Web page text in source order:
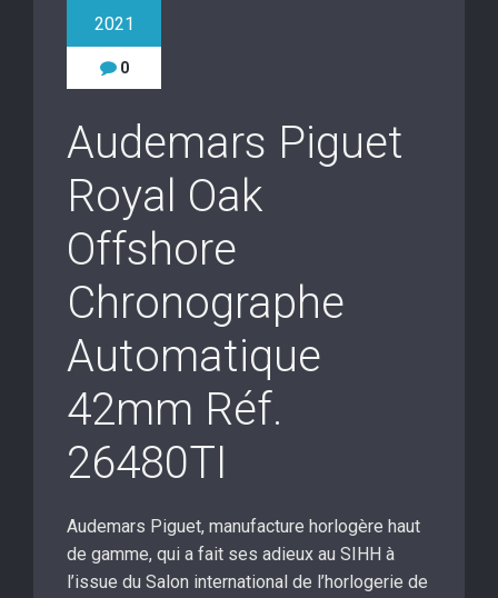
2021
0
Audemars Piguet
Royal Oak
Offshore
Chronographe
Automatique
42mm Réf.
26480TI
Audemars Piguet, manufacture horlogère haut
de gamme, qui a fait ses adieux au SIHH à
l’issue du Salon international de l’horlogerie de